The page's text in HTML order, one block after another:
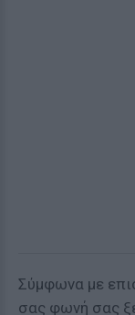
Σύμφωνα με
σας φωνή σας